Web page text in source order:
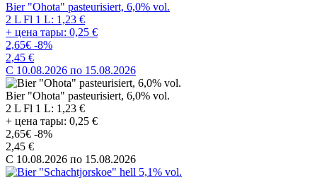
Bier "Ohota" pasteurisiert, 6,0% vol.
2 L Fl 1 L: 1,23 €
+ цена тары: 0,25 €
2,65€ -8%
2,45 €
C 10.08.2026 по 15.08.2026
Bier "Ohota" pasteurisiert, 6,0% vol.
2 L Fl 1 L: 1,23 €
+ цена тары: 0,25 €
2,65€ -8%
2,45 €
C 10.08.2026 по 15.08.2026